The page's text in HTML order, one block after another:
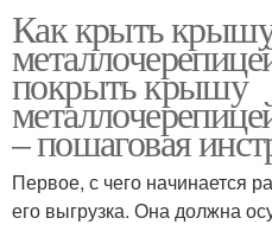
Как крыть
покрыть крышу
– пошаговая
Первое, с чего начинается
его выгрузка. Она должна